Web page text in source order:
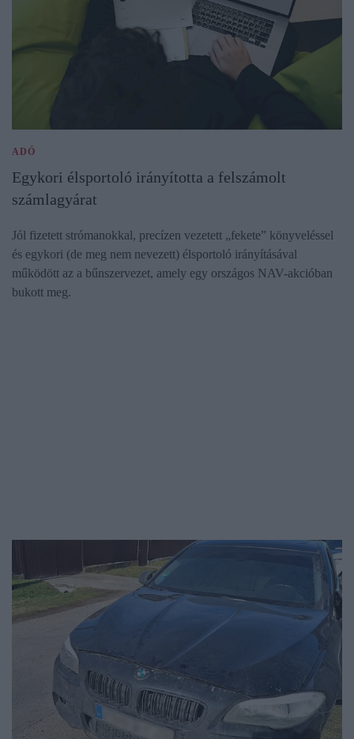
ADÓ
Egykori élsportoló irányította a felszámolt
számlagyárat
Jól fizetett strómanokkal, precízen vezetett „fekete” könyveléssel
és egykori (de meg nem nevezett) élsportoló irányításával
működött az a bűnszervezet, amely egy országos NAV-akcióban
bukott meg.